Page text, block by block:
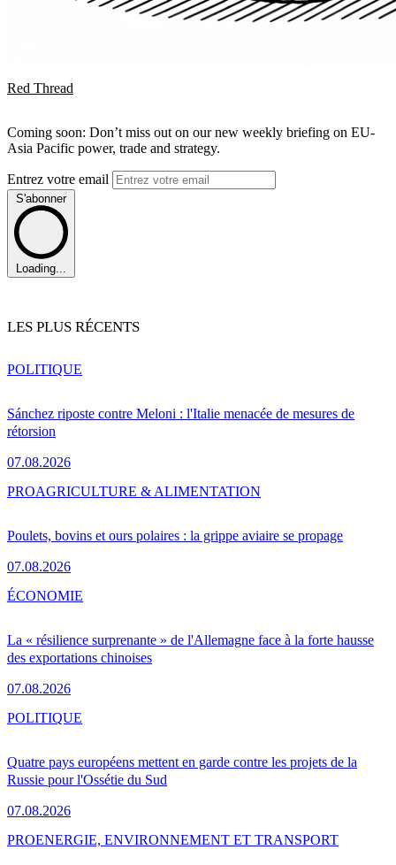
Red Thread
Coming soon: Don’t miss out on our new weekly briefing on EU-
Asia Pacific power, trade and strategy.
Entrez votre email
S'abonner
Loading...
LES PLUS RÉCENTS
Sánchez riposte contre Meloni : l'Italie menacée de mesures de
rétorsion
07.08.2026
POLITIQUE
Poulets, bovins et ours polaires : la grippe aviaire se propage
07.08.2026
PROAGRICULTURE & ALIMENTATION
La « résilience surprenante » de l'Allemagne face à la forte hausse
des exportations chinoises
07.08.2026
ÉCONOMIE
Quatre pays européens mettent en garde contre les projets de la
Russie pour l'Ossétie du Sud
07.08.2026
POLITIQUE
PROENERGIE, ENVIRONNEMENT ET TRANSPORT